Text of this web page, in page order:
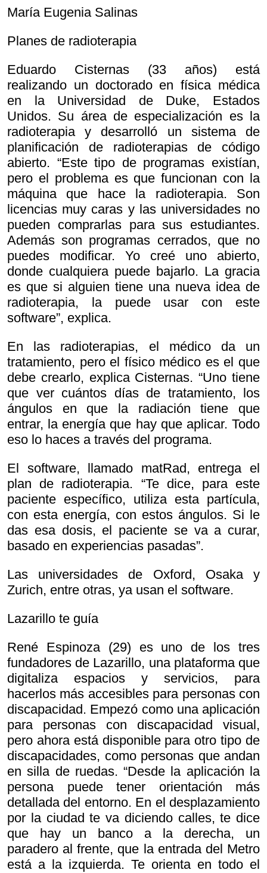
María Eugenia Salinas
Planes de radioterapia
Eduardo Cisternas (33 años) está
realizando un doctorado en física médica
en la Universidad de Duke, Estados
Unidos. Su área de especialización es la
radioterapia y desarrolló un sistema de
planificación de radioterapias de código
abierto. “Este tipo de programas existían,
pero el problema es que funcionan con la
máquina que hace la radioterapia. Son
licencias muy caras y las universidades no
pueden comprarlas para sus estudiantes.
Además son programas cerrados, que no
puedes modificar. Yo creé uno abierto,
donde cualquiera puede bajarlo. La gracia
es que si alguien tiene una nueva idea de
radioterapia, la puede usar con este
software”, explica.
En las radioterapias, el médico da un
tratamiento, pero el físico médico es el que
debe crearlo, explica Cisternas. “Uno tiene
que ver cuántos días de tratamiento, los
ángulos en que la radiación tiene que
entrar, la energía que hay que aplicar. Todo
eso lo haces a través del programa.
El software, llamado matRad, entrega el
plan de radioterapia. “Te dice, para este
paciente específico, utiliza esta partícula,
con esta energía, con estos ángulos. Si le
das esa dosis, el paciente se va a curar,
basado en experiencias pasadas”.
Las universidades de Oxford, Osaka y
Zurich, entre otras, ya usan el software.
Lazarillo te guía
René Espinoza (29) es uno de los tres
fundadores de Lazarillo, una plataforma que
digitaliza espacios y servicios, para
hacerlos más accesibles para personas con
discapacidad. Empezó como una aplicación
para personas con discapacidad visual,
pero ahora está disponible para otro tipo de
discapacidades, como personas que andan
en silla de ruedas. “Desde la aplicación la
persona puede tener orientación más
detallada del entorno. En el desplazamiento
por la ciudad te va diciendo calles, te dice
que hay un banco a la derecha, un
paradero al frente, que la entrada del Metro
está a la izquierda. Te orienta en todo el